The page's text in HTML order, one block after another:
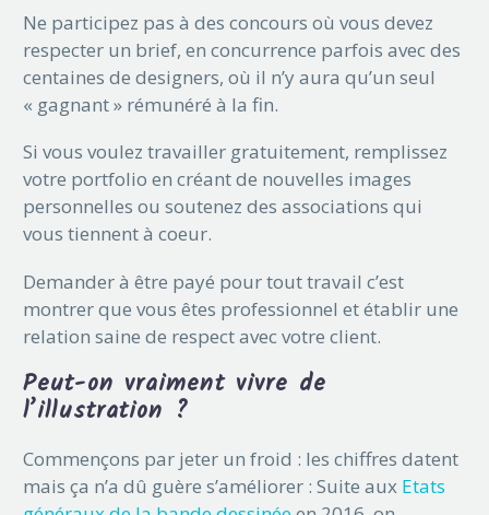
Ne participez pas à des concours où vous devez
respecter un brief, en concurrence parfois avec des
centaines de designers, où il n’y aura qu’un seul
« gagnant » rémunéré à la fin.
Si vous voulez travailler gratuitement, remplissez
votre portfolio en créant de nouvelles images
personnelles ou soutenez des associations qui
vous tiennent à coeur.
Demander à être payé pour tout travail c’est
montrer que vous êtes professionnel et établir une
relation saine de respect avec votre client.
Peut-on vraiment vivre de
l’illustration ?
Commençons par jeter un froid : les chiffres datent
mais ça n’a dû guère s’améliorer : Suite aux Etats